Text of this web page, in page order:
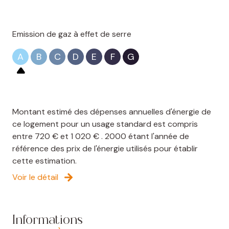
000€)
DPE : D et GES : A
Prix : 178 500€ dont 6,25% d'honoraires à la charge
de l'acquéreur
exposé sont disponibles sur le site Georisques :
www.georisques.gouv.fr
Les informations sur les risques auxquels ce bien est
exposé sont disponibles sur le site
Emission de gaz à effet de serre
A B C D E F G
Montant estimé des dépenses annuelles d'énergie de
ce logement pour un usage standard est compris
entre 720 € et 1 020 € . 2000 étant l'année de
référence des prix de l'énergie utilisés pour établir
cette estimation.
Voir le détail
Informations